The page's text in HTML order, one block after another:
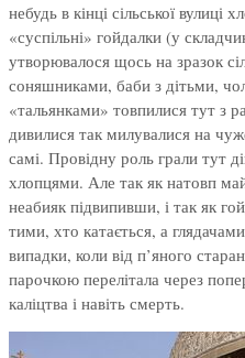
небудь в кінці сільської вулиці
«суспільні» гойдалки (у
утворювалося щось на зразок
соняшниками, баби з дітьми,
«тальянками» товпилися тут з
дивилися так милувалися на
самі. Провідну роль грали тут
хлопцями. Але так як натовп
неабияк підвипивши, і так як
тими, хто катається, а
випадки, коли від п’яного
парочкою перелітала через
каліцтва і навіть смерть.